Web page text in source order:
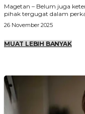
Magetan – Belum juga
pihak tergugat dalam
26 November 2025
MUAT LEBIH BANYAK